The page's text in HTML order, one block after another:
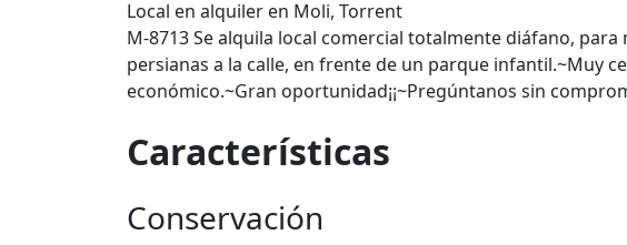
Local en alquiler en Moli, Torrent
M-8713 Se alquila local comercial totalmente diáfano,
persianas a la calle, en frente de un parque infantil.~Muy
económico.~Gran oportunidad¡¡~Pregúntanos sin
Características
Conservación